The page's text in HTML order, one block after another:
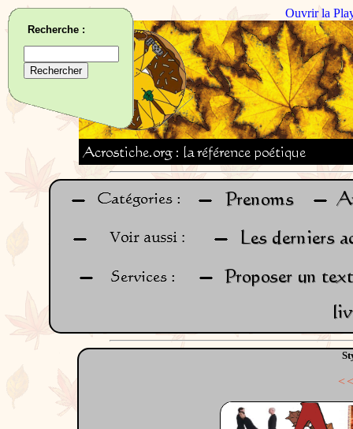
Ouvrir la
Recherche :